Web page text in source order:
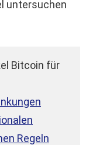
untersuchen
Bitcoin für
Regeln